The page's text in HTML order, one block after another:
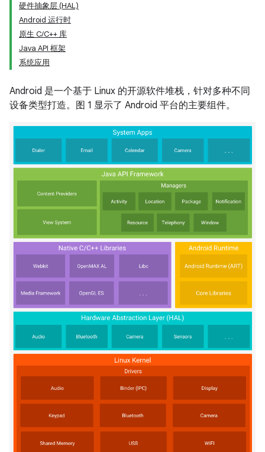
硬件抽象层 (HAL)
Android 运行时
原生 C/C++ 库
Java API 框架
系统应用
Android 是一个基于 Linux 的开源软件堆栈，针对多种不同
设备类型打造。图 1 显示了 Android 平台的主要组件。